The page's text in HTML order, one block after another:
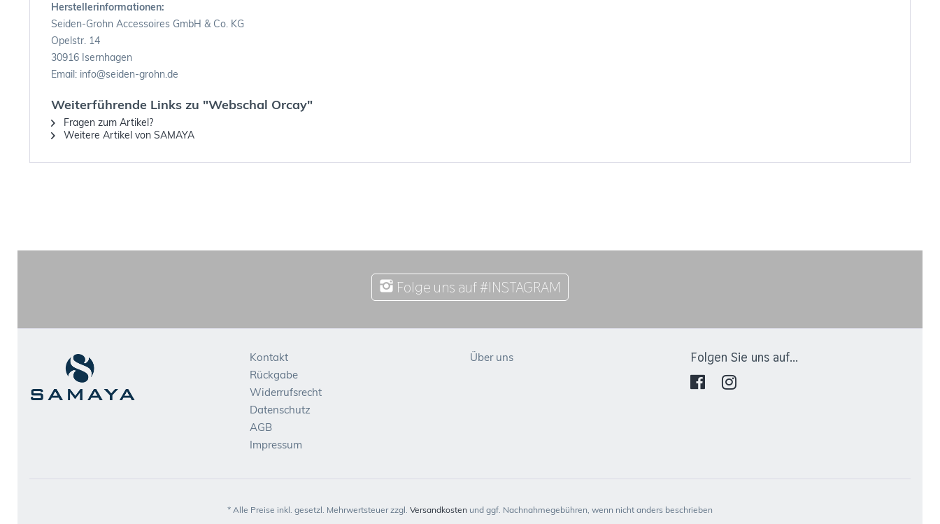
Herstellerinformationen:
Seiden-Grohn Accessoires GmbH & Co. KG
Opelstr. 14
30916 Isernhagen
Email: info@seiden-grohn.de
Weiterführende Links zu "Webschal Orcay"
Fragen zum Artikel?
Weitere Artikel von SAMAYA
Folge uns auf #INSTAGRAM
Kontakt
Rückgabe
Widerrufsrecht
Datenschutz
AGB
Impressum
Über uns Folgen Sie uns auf...
* Alle Preise inkl. gesetzl. Mehrwertsteuer zzgl. Versandkosten und ggf. Nachnahmegebühren, wenn nicht anders beschrieben